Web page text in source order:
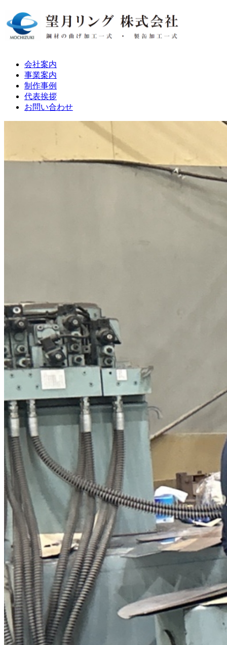
会社案内
事業案内
制作事例
代表挨拶
お問い合わせ